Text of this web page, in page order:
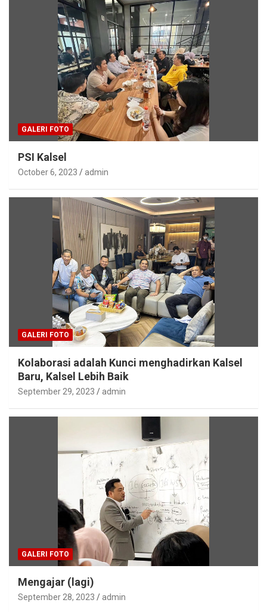
GALERI FOTO
PSI Kalsel
October 6, 2023 admin
GALERI FOTO
Kolaborasi adalah Kunci menghadirkan Kalsel
Baru, Kalsel Lebih Baik
September 29, 2023 admin
GALERI FOTO
Mengajar (lagi)
September 28, 2023 admin